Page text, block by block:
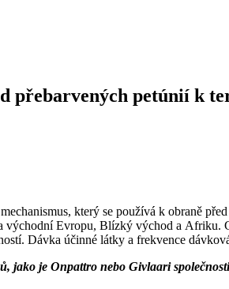
přebarvených petúnií k
který se používá k obraně
Evropu, Blízký východ a
Dávka účinné látky a frekvence
jako je Onpattro nebo Givlaari